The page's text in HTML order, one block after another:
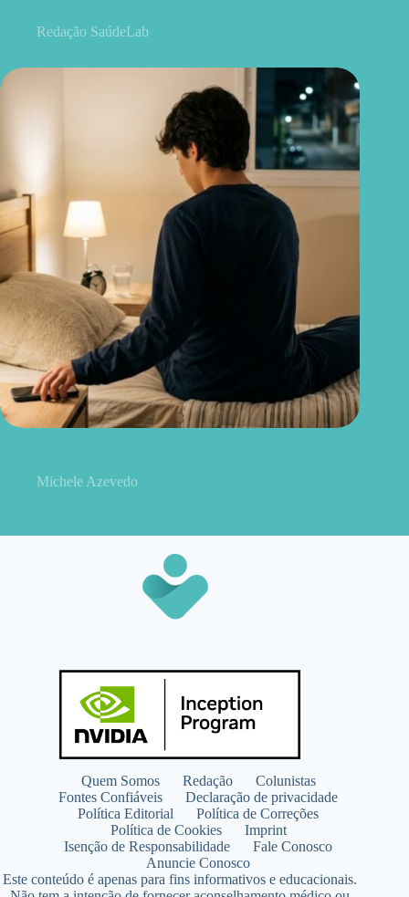
Redação SaúdeLab
Michele Azevedo
Quem Somos Redação
Colunistas
Fontes Confiáveis
Declaração de privacidade
Política Editorial
Política de Correções
Política de Cookies
Imprint
Isenção de Responsabilidade
Fale Conosco
Anuncie Conosco
Este conteúdo é apenas para fins informativos e educacionais.